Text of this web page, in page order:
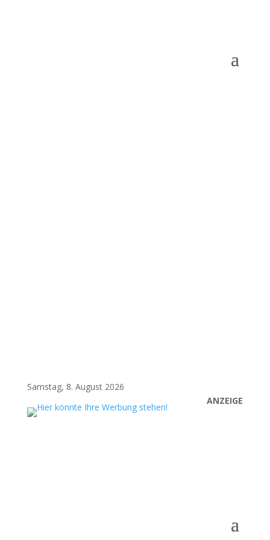
Samstag, 8. August 2026
ANZEIGE